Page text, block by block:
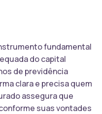
fundamental
do capital
de previdência
clara e precisa quem
assegura que
suas vontades